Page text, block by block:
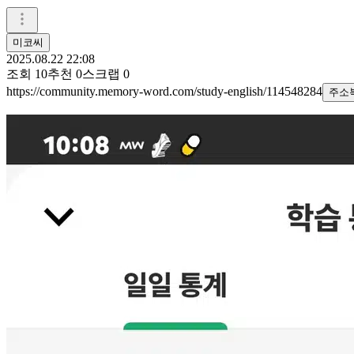
미코씨
2025.08.22 22:08
조회 10추천 0스크랩 0
https://community.memory-word.com/study-english/114548284 주소